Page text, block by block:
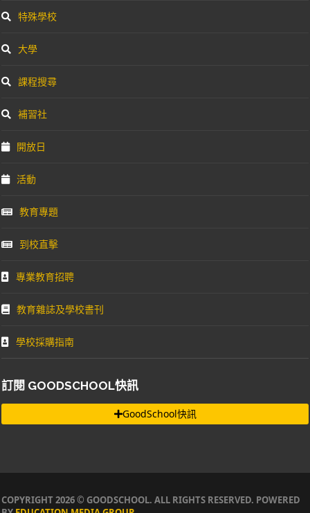
特殊學校
大學
課程搜尋
補習社
開放日
活動
教育專題
到校直擊
專業教育招聘
教育雜誌及學校書刊
學校採購指南
訂閱 GOODSCHOOL快訊
GoodSchool快訊
COPYRIGHT 2026 © GOODSCHOOL. ALL RIGHTS RESERVED. POWERED